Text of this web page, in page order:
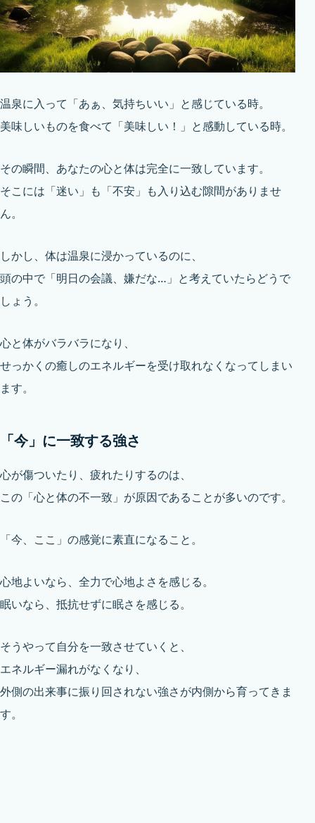
温泉に入って「あぁ、気持ちいい」と感じている時。
美味しいものを食べて「美味しい！」と感動している時。
その瞬間、あなたの心と体は完全に一致しています。
そこには「迷い」も「不安」も入り込む隙間がありませ
ん。
しかし、体は温泉に浸かっているのに、
頭の中で「明日の会議、嫌だな…」と考えていたらどうで
しょう。
心と体がバラバラになり、
せっかくの癒しのエネルギーを受け取れなくなってしまい
ます。
「今」に一致する強さ
心が傷ついたり、疲れたりするのは、
この「心と体の不一致」が原因であることが多いのです。
「今、ここ」の感覚に素直になること。
心地よいなら、全力で心地よさを感じる。
眠いなら、抵抗せずに眠さを感じる。
そうやって自分を一致させていくと、
エネルギー漏れがなくなり、
外側の出来事に振り回されない強さが内側から育ってきま
す。